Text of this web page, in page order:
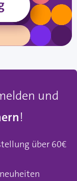
und
!
über 60€